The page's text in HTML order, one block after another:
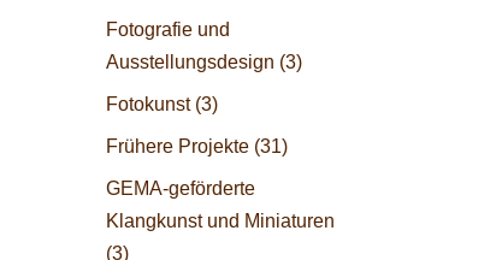
Fotografie und
Ausstellungsdesign (3)
Fotokunst(3)
Frühere Projekte (31)
GEMA-geförderte
Klangkunst und Miniaturen
(3)